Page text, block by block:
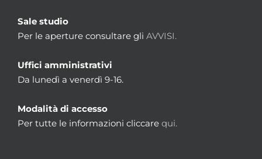
Sale studio
Per le aperture consultare gli AVVISI.
Uffici amministrativi
Da lunedì a venerdì 9-16.
Modalità di accesso
Per tutte le informazioni cliccare qui.